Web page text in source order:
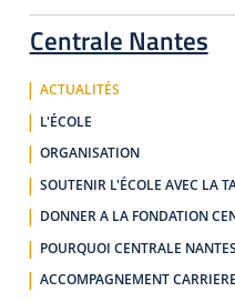
Centrale Nantes
ACTUALITÉS
L'ÉCOLE
ORGANISATION
SOUTENIR L'ÉCOLE AVEC LA
DONNER A LA FONDATION
POURQUOI CENTRALE
ACCOMPAGNEMENT CARRIERE